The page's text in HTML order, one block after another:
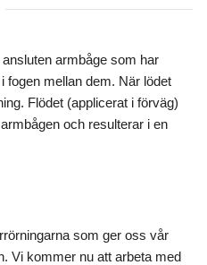
armbåge som har
fogen mellan dem. När lödet
Flödet (applicerat i förväg)
och resulterar i en
som ger oss vår
Vi kommer nu att arbeta med